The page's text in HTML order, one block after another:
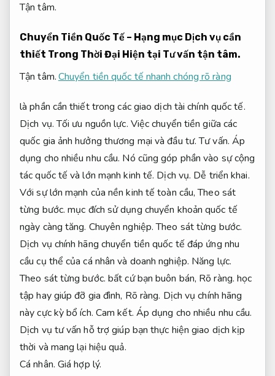
Tận tâm.
Chuyển Tiền Quốc Tế – Hạng mục Dịch vụ cần
thiết Trong Thời Đại Hiện tại Tư vấn tận tâm.
Tận tâm.Chuyển tiền quốc tế nhanh chóng rõ ràng
là phần cần thiết trong các giao dịch tài chính quốc tế.
Dịch vụ. Tối ưu nguồn lực. Việc chuyển tiền giữa các
quốc gia ảnh hưởng thương mại và đầu tư.Tư vấn. Áp
dụng cho nhiều nhu cầu. Nó cũng góp phần vào sự cộng
tác quốc tế và lớn mạnh kinh tế. Dịch vụ. Dễ triển khai.
Với sự lớn mạnh của nền kinh tế toàn cầu,Theo sát
từng bước. mục đích sử dụng chuyển khoản quốc tế
ngày càng tăng. Chuyên nghiệp. Theo sát từng bước.
Dịch vụ chính hãng chuyển tiền quốc tế đáp ứng nhu
cầu cụ thể của cá nhân và doanh nghiệp. Năng lực.
Theo sát từng bước. bất cứ bạn buôn bán, Rõ ràng. học
tập hay giúp đỡ gia đình, Rõ ràng. Dịch vụ chính hãng
này cực kỳ bổ ích. Cam kết. Áp dụng cho nhiều nhu cầu.
Dịch vụ tư vấn hỗ trợ giúp bạn thực hiện giao dịch kịp
thời và mang lại hiệu quả.
Cá nhân. Giá hợp lý.